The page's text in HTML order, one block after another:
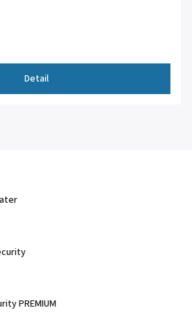
Detail
PREMIUM